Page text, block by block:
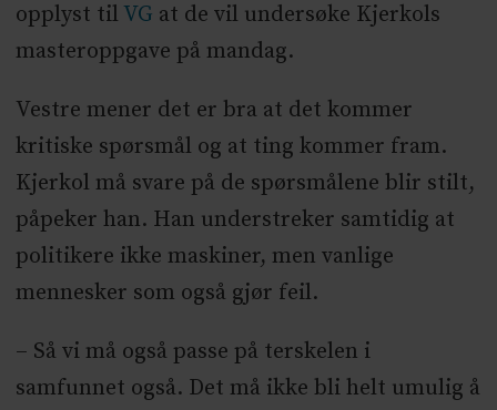
opplyst til VG at de vil undersøke Kjerkols
masteroppgave på mandag.
Vestre mener det er bra at det kommer
kritiske spørsmål og at ting kommer fram.
Kjerkol må svare på de spørsmålene blir stilt,
påpeker han. Han understreker samtidig at
politikere ikke maskiner, men vanlige
mennesker som også gjør feil.
– Så vi må også passe på terskelen i
samfunnet også. Det må ikke bli helt umulig å